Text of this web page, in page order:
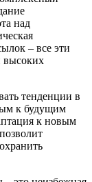
над
– все эти
высоких
тенденции в
к будущим
к новым